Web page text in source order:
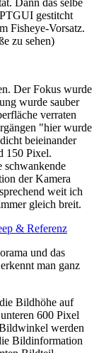
Dann das selbe
gestitcht
Fisheye-Vorsatz.
zu sehen)
Der Fokus wurde
wurde sauber
verraten
"hier wurde
beieinander
150 Pixel.
schwankende
der Kamera
weit ich
gleich breit.
und das
man ganz
Bildhöhe auf
600 Pixel
werden
Bildinformation